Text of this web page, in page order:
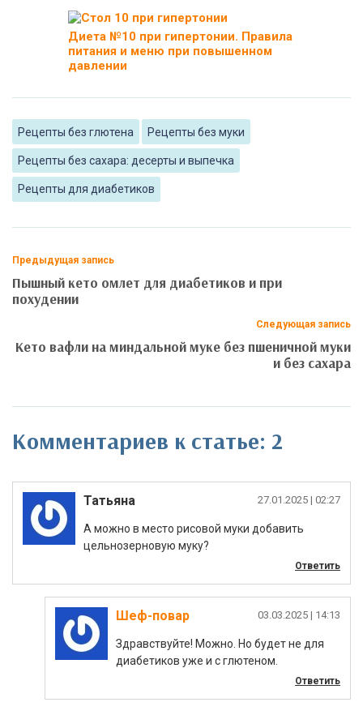
Диета №10 при гипертонии. Правила
питания и меню при повышенном
давлении
Рецепты без глютена Рецепты без муки
Рецепты без сахара: десерты и выпечка
Рецепты для диабетиков
Предыдущая запись
Пышный кето омлет для диабетиков и при
похудении
Следующая запись
Кето вафли на миндальной муке без пшеничной муки
и без сахара
Комментариев к статье: 2
Татьяна |
А можно в место рисовой муки добавить
цельнозерновую муку?
Ответить
Шеф-повар |
Здравствуйте! Можно. Но будет не для
диабетиков уже и с глютеном.
Ответить